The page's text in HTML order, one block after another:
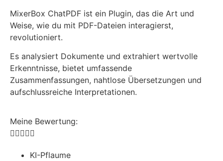
MixerBox ChatPDF ist ein Plugin, das die Art und
Weise, wie du mit PDF-Dateien interagierst,
revolutioniert.
Es analysiert Dokumente und extrahiert wertvolle
Erkenntnisse, bietet umfassende
Zusammenfassungen, nahtlose Übersetzungen und
aufschlussreiche Interpretationen.
Meine Bewertung:

KI-Pflaume